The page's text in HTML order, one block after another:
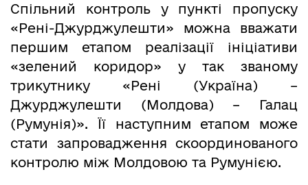
Спільний контроль у пункті пропуску
«Рені-Джурджулешти» можна вважати
першим етапом реалізації ініціативи
«зелений коридор» у так званому
трикутнику «Рені (Україна) –
Джурджулешти (Молдова) – Галац
(Румунія)». Її наступним етапом може
стати запровадження скоординованого
контролю між Молдовою та Румунією.